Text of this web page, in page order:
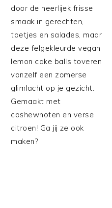
door de heerlijek frisse
smaak in gerechten,
toetjes en salades, maar
deze felgekleurde vegan
lemon cake balls toveren
vanzelf een zomerse
glimlacht op je gezicht.
Gemaakt met
cashewnoten en verse
citroen! Ga jij ze ook
maken?